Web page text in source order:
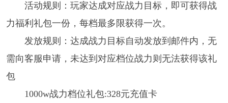
活动规则：玩家达成对应战力目标，即可获得战
力福利礼包一份，每档最多限获得一次。
发放规则：达成战力目标自动发放到邮件内，无
需向客服申请，未达到对应档位战力则无法获得该礼
包
1000w战力档位礼包:328元充值卡